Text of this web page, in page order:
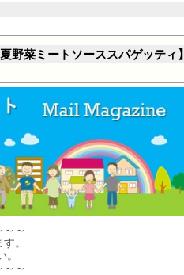
野菜ミートソーススパゲッティ】